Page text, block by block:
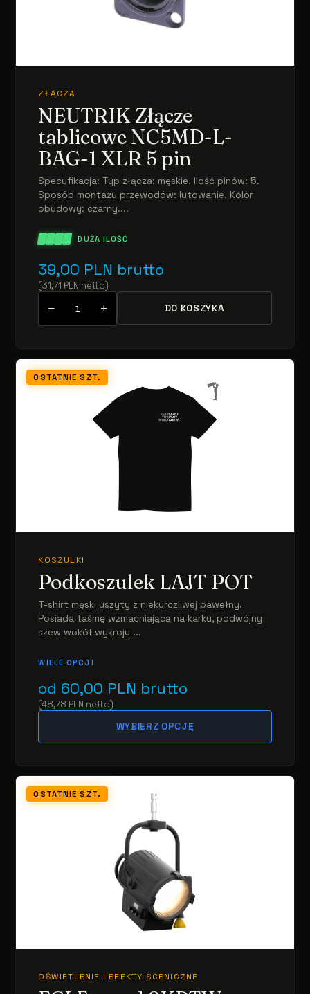
ZŁĄCZA
NEUTRIK Złącze
tablicowe NC5MD-L-
BAG-1 XLR 5 pin
Specyfikacja: Typ złącza: męskie. Ilość pinów: 5.
Sposób montażu przewodów: lutowanie. Kolor
obudowy: czarny....
DUŻA ILOŚĆ
39,00 PLN brutto
(31,71 PLN netto)
− + DO KOSZYKA
OSTATNIE SZT.
KOSZULKI
Podkoszulek LAJT POT
T-shirt męski uszyty z niekurczliwej bawełny.
Posiada taśmę wzmacniającą na karku, podwójny
szew wokół wykroju ...
WIELE OPCJI
od 60,00 PLN brutto
(48,78 PLN netto)
WYBIERZ OPCJĘ
OSTATNIE SZT.
OŚWIETLENIE I EFEKTY SCENICZNE